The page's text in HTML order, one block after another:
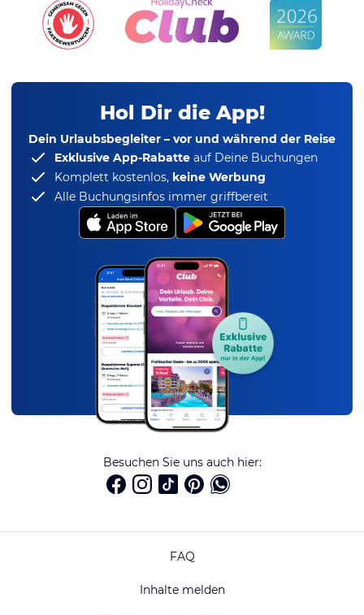
Hol Dir die App!
Dein Urlaubsbegleiter – vor und während der Reise
Exklusive App-Rabatte auf Deine Buchungen
Komplett kostenlos, keine Werbung
Alle Buchungsinfos immer griffbereit
Besuchen Sie uns auch hier:
FAQ
Inhalte melden